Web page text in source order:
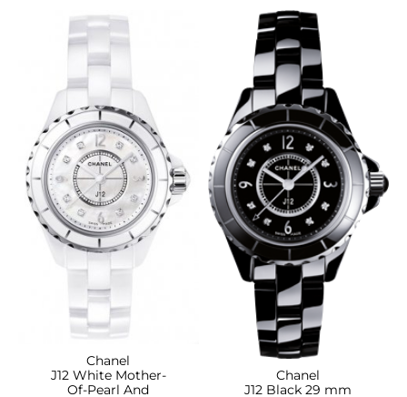
Chanel
J12 White Mother-
Of-Pearl And
Chanel
J12 Black 29 mm